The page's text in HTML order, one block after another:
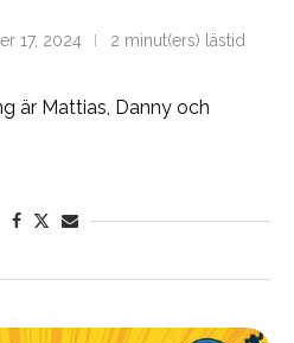
17, 2024 2 minut(ers) lästid
är Mattias, Danny och